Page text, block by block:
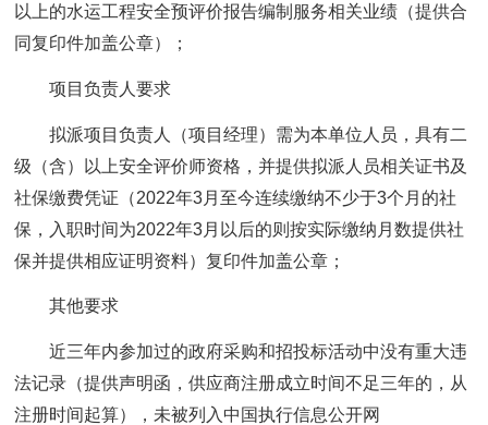
以上的水运工程安全预评价报告编制服务相关业绩（提供合
同复印件加盖公章）；
项目负责人要求
拟派项目负责人（项目经理）需为本单位人员，具有二
级（含）以上安全评价师资格，并提供拟派人员相关证书及
社保缴费凭证（2022年3月至今连续缴纳不少于3个月的社
保，入职时间为2022年3月以后的则按实际缴纳月数提供社
保并提供相应证明资料）复印件加盖公章；
其他要求
近三年内参加过的政府采购和招投标活动中没有重大违
法记录（提供声明函，供应商注册成立时间不足三年的，从
注册时间起算），未被列入中国执行信息公开网